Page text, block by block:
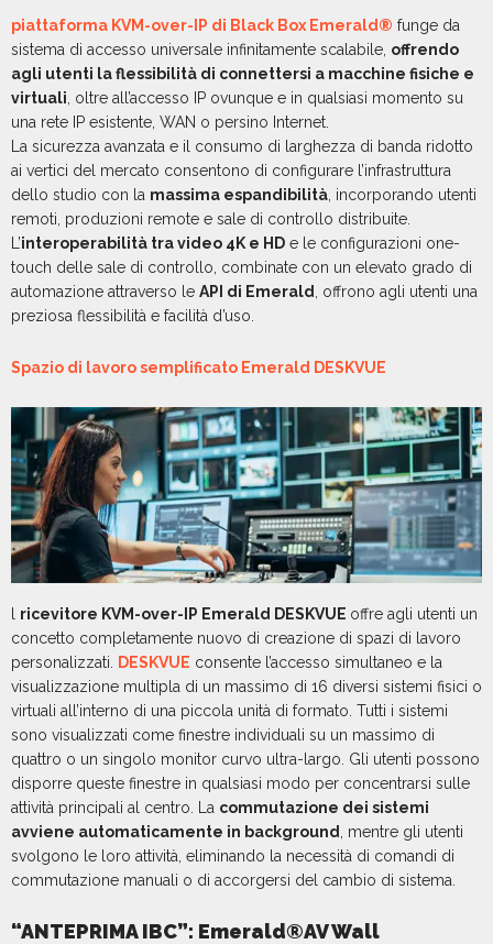
piattaforma KVM-over-IP di Black Box Emerald® funge da
sistema di accesso universale infinitamente scalabile, offrendo
agli utenti la flessibilità di connettersi a macchine fisiche e
virtuali , oltre all’accesso IP ovunque e in qualsiasi momento su
una rete IP esistente, WAN o persino Internet.
La sicurezza avanzata e il consumo di larghezza di banda ridotto
ai vertici del mercato consentono di configurare l’infrastruttura
dello studio con la massima espandibilità , incorporando utenti
remoti, produzioni remote e sale di controllo distribuite.
L’interoperabilità tra video 4K e HD e le configurazioni one-
touch delle sale di controllo, combinate con un elevato grado di
automazione attraverso le API di Emerald
, offrono agli utenti una
preziosa flessibilità e facilità d’uso.
Spazio di lavoro semplificato Emerald DESKVUE
ricevitore KVM-over-IP Emerald DESKVUE offre agli utenti un
concetto completamente nuovo di creazione di spazi di lavoro
personalizzati.
DESKVUE consente l’accesso simultaneo e la
visualizzazione multipla di un massimo di 16 diversi sistemi fisici o
virtuali all’interno di una piccola unità di formato. Tutti i sistemi
sono visualizzati come finestre individuali su un massimo di
quattro o un singolo monitor curvo ultra-largo. Gli utenti possono
disporre queste finestre in qualsiasi modo per concentrarsi sulle
attività principali al centro. La commutazione dei sistemi
avviene automaticamente in background
, mentre gli utenti
svolgono le loro attività, eliminando la necessità di comandi di
commutazione manuali o di accorgersi del cambio di sistema.
“ANTEPRIMA IBC”: Emerald®AV Wall